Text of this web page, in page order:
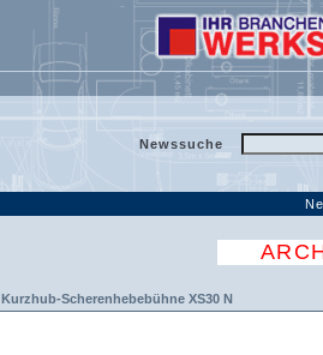
Newssuche
Kurzhub-Scherenhebebühne XS30 N